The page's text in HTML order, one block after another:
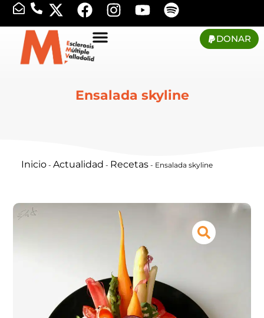
DONAR
Ensalada skyline
Inicio- Actualidad - Recetas- Ensalada skyline